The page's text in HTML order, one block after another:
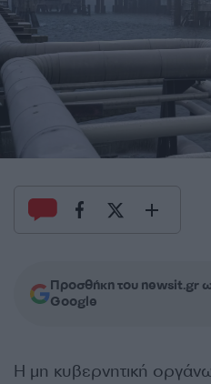
Προσθήκη του newsit.gr
Google
Η μη κυβερνητική